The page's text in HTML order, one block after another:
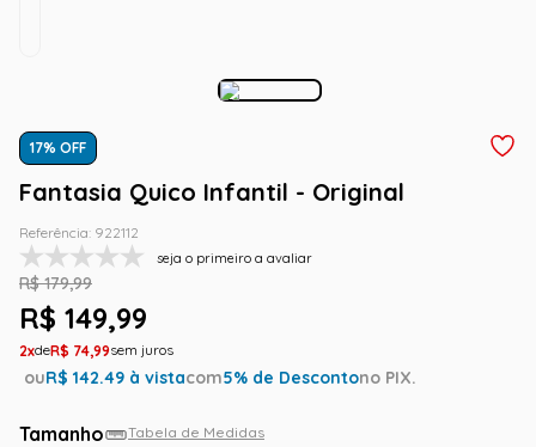
17% OFF
Fantasia Quico Infantil - Original
Referência: 922112
seja o primeiro a avaliar
R$ 179,99
R$ 149,99
2 R$ 74,99
ouR$ 142.49 à vistacom5% de Descontono PIX.
Tamanho Tabela de Medidas